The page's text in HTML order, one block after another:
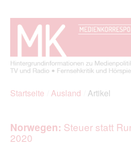
Startseite Ausland Artikel
Norwegen: Steuer statt
2020